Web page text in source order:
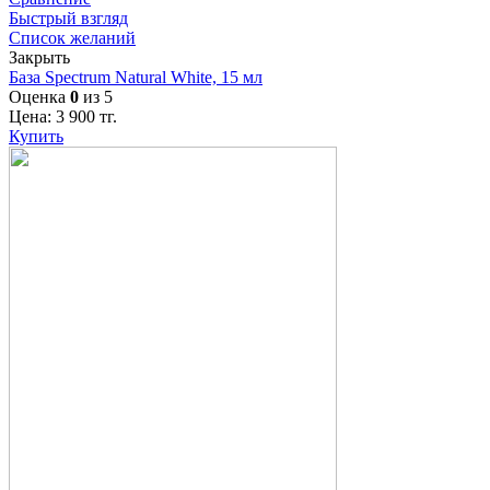
Быстрый взгляд
Список желаний
Закрыть
База Spectrum Natural White, 15 мл
Оценка 0 из 5
Цена: 3 900 тг.
Купить